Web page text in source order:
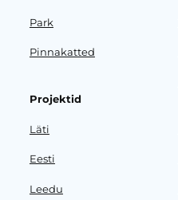
Park
Pinnakatted
Projektid
Läti
Eesti
Leedu